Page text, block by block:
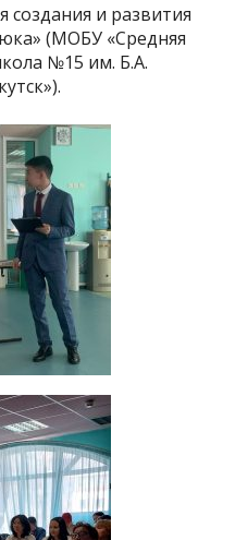
создания и развития
(МОБУ «Средняя
№15 им. Б.А.